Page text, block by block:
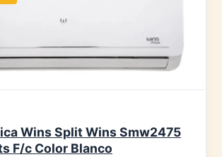
Wins Split Wins Smw2475
F/c Color Blanco